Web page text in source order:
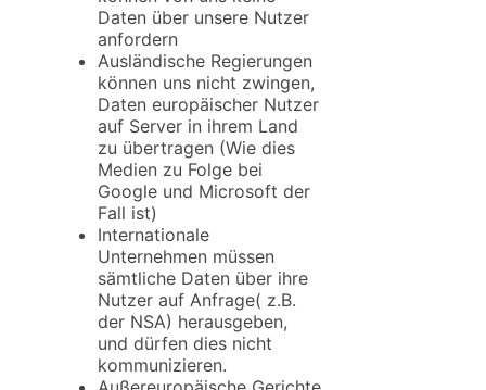
Daten über unsere Nutzer
anfordern
Ausländische Regierungen
können uns nicht zwingen,
Daten europäischer Nutzer
auf Server in ihrem Land
zu übertragen (Wie dies
Medien zu Folge bei
Google und Microsoft der
Fall ist)
Internationale
Unternehmen müssen
sämtliche Daten über ihre
Nutzer auf Anfrage( z.B.
der NSA) herausgeben,
und dürfen dies nicht
kommunizieren.